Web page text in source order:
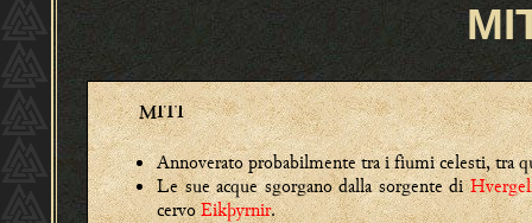
MITI
Annoverato probabilmente tra i fiumi celesti, tra
Le sue acque sgorgano dalla sorgente di
cervoEikþyrnir.